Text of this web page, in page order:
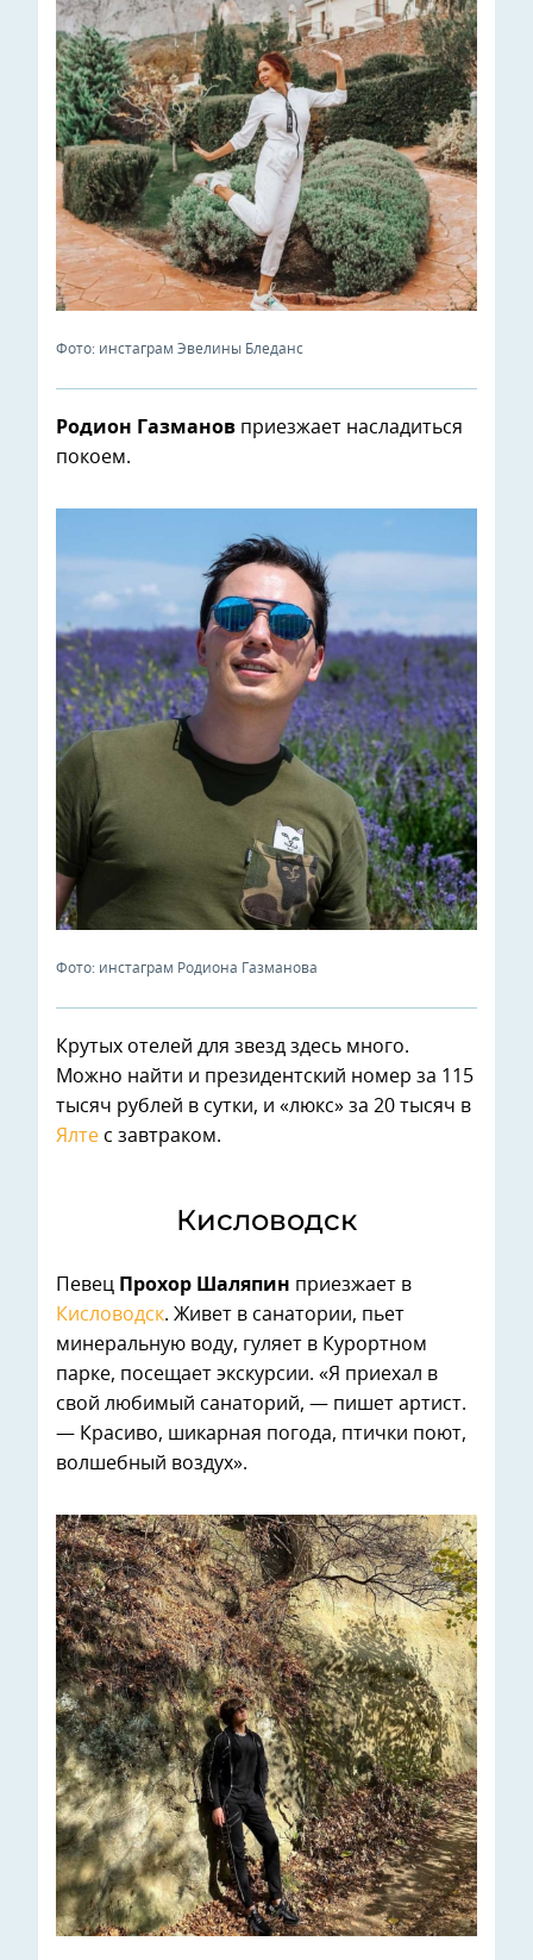
Фото: инстаграм Эвелины Бледанс
Родион Газманов приезжает насладиться
покоем.
Фото: инстаграм Родиона Газманова
Крутых отелей для звезд здесь много.
Можно найти и президентский номер за 115
тысяч рублей в сутки, и «люкс» за 20 тысяч в
Ялте с завтраком.
Кисловодск
Певец Прохор Шаляпин приезжает в
Кисловодск. Живет в санатории, пьет
минеральную воду, гуляет в Курортном
парке, посещает экскурсии. «Я приехал в
свой любимый санаторий, — пишет артист.
— Красиво, шикарная погода, птички поют,
волшебный воздух».